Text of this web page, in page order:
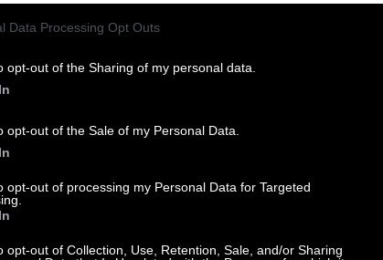
Data Processing Opt Outs
opt-out of the Sharing of my personal data.
opt-out of the Sale of my Personal Data.
opt-out of processing my Personal Data for Targeted
opt-out of Collection, Use, Retention, Sale, and/or Sharing
: